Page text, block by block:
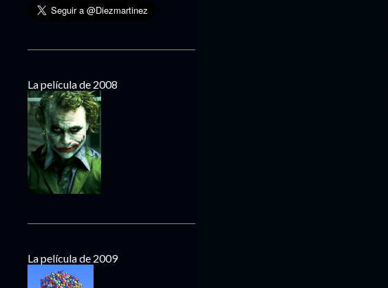
La película de 2008
La película de 2009